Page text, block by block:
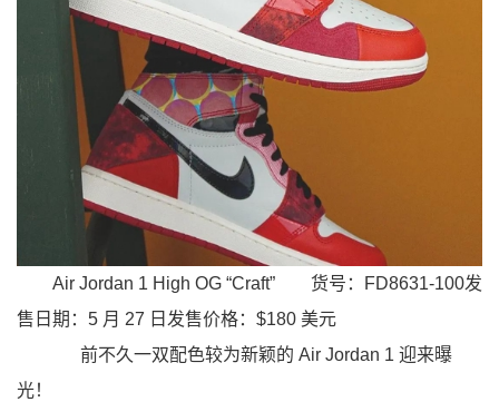
Air Jordan 1 High OG “Craft”
货号：FD8631-100发
售日期：5 月 27 日发售价格：$180 美元
前不久一双配色较为新颖的 Air Jordan 1 迎来曝
光！